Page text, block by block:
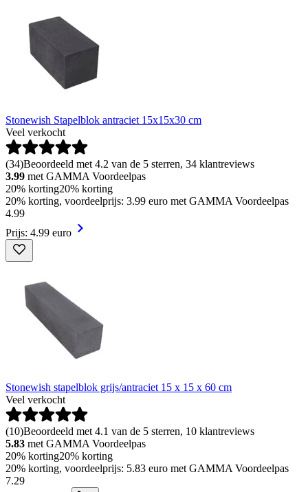
Stonewish Stapelblok antraciet 15x15x30 cm
Veel verkocht
(34)Beoordeeld met 4.2 van de 5 sterren, 34 klantreviews
3.99 met GAMMA Voordeelpas
20% korting20% korting
20% korting, voordeelprijs: 3.99 euro met GAMMA Voordeelpas
4.99
Prijs: 4.99 euro
Stonewish stapelblok grijs/antraciet 15 x 15 x 60 cm
Veel verkocht
(10)Beoordeeld met 4.1 van de 5 sterren, 10 klantreviews
5.83 met GAMMA Voordeelpas
20% korting20% korting
20% korting, voordeelprijs: 5.83 euro met GAMMA Voordeelpas
7.29